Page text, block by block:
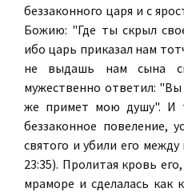
беззаконного царя и с
Божию: "Где ты скрыл
ибо царь приказал нам
не выдашь нам сына
мужественно ответил:
же примет мою душу". И
беззаконное повеление,
святого и убили его
23:35). Пролитая кровь
мраморе и сделалась как